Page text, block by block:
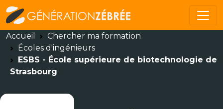
Accueil
Chercher ma formation
Écoles d'ingénieurs
ESBS - École supérieure de biotechnologie de
Strasbourg